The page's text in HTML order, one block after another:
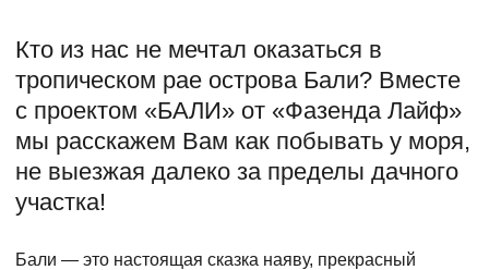
Кто из нас не мечтал оказаться в
тропическом рае острова Бали? Вместе
с проектом «БАЛИ» от «Фазенда Лайф»
мы расскажем Вам как побывать у моря,
не выезжая далеко за пределы дачного
участка!
Бали — это настоящая сказка наяву, прекрасный